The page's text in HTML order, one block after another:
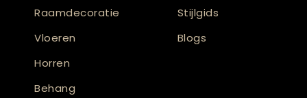
Raamdecoratie
Vloeren
Horren
Behang
Stijlgids
Blogs